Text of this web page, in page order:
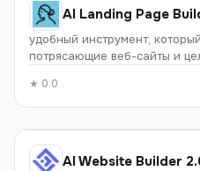
AI Landing Page
удобный инструмент,
потрясающие веб-сайты и
★ 0.0
AI Website Builder